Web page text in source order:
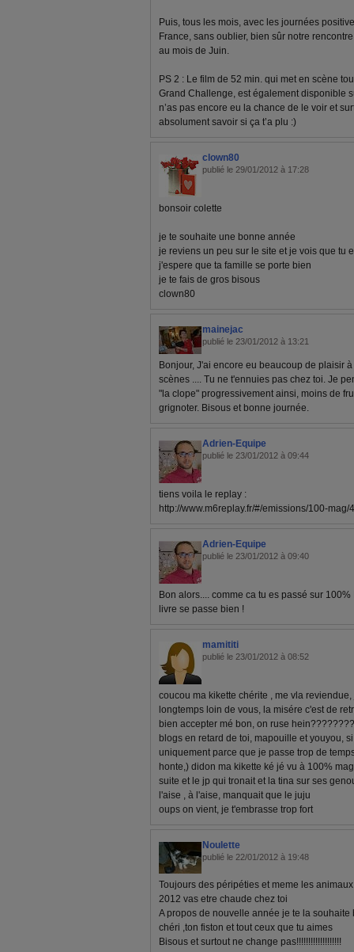
Puis, tous les mois, avec les journées
France, sans oublier, bien sûr notre
au mois de Juin.
PS 2 : Le film de 52 min. qui met en scène
Grand Challenge, est également disponible
n’as pas encore eu la chance de le voir et
absolument savoir si ça t’a plu :)
clown80
publié le 29/01/2012 à 17:28
bonsoir colette
je te souhaite une bonne année
je reviens un peu sur le site et je vois que tu
j'espere que ta famille se porte bien
je te fais de gros bisous
clown80
mainejac
publié le 23/01/2012 à 13:21
Bonjour, J'ai encore eu beaucoup de plaisir
scènes .... Tu ne t'ennuies pas chez toi. Je
"la clope" progressivement ainsi, moins de
grignoter. Bisous et bonne journée.
Adrien-Equipe
publié le 23/01/2012 à 09:44
tiens voila le replay :
http://www.m6replay.fr/#/emissions/100-mag/
Adrien-Equipe
publié le 23/01/2012 à 09:40
Bon alors.... comme ca tu es passé sur
livre se passe bien !
mamititi
publié le 23/01/2012 à 08:52
coucou ma kikette chérite , me vla
longtemps loin de vous, la misére c'est de
bien accepter mé bon, on ruse
blogs en retard de toi, mapouille et youyou,
uniquement parce que je passe trop de
honte,) didon ma kikette ké jé vu à 100%
suite et le jp qui tronait et la tina sur ses
l'aise , à l'aise, manquait que le juju
oups on vient, je t'embrasse trop fort
Noulette
publié le 22/01/2012 à 19:48
Toujours des péripéties et meme les
2012 vas etre chaude chez toi
A propos de nouvelle année je te la
chéri ,ton fiston et tout ceux que tu aimes
Bisous et surtout ne change pas!!!!!!!!!!!!!!!!!!!